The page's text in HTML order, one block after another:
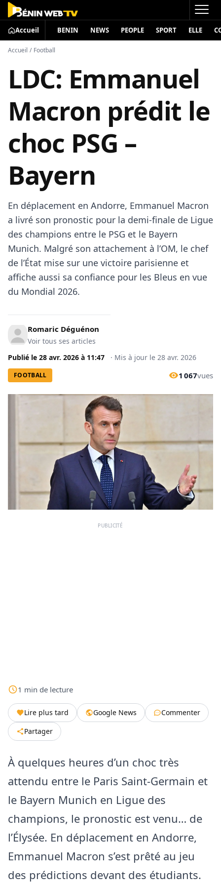
Accueil BENIN NEWS PEOPLE SPORT ELLE
Accueil / Football
LDC: Emmanuel
Macron prédit le
choc PSG –
Bayern
En déplacement en Andorre, Emmanuel Macron
a livré son pronostic pour la demi-finale de Ligue
des champions entre le PSG et le Bayern
Munich. Malgré son attachement à l’OM, le chef
de l’État mise sur une victoire parisienne et
affiche aussi sa confiance pour les Bleus en vue
du Mondial 2026.
Romaric Déguénon
Voir tous ses articles
Publié le 28 avr. 2026 à 11:47 · Mis à jour le 28 avr. 2026
FOOTBALL 1 067vues
PUBLICITÉ
1 min de lecture
Lire plus tard Google News
Commenter
Partager
À quelques heures d’un choc très
attendu entre le Paris Saint-Germain et
le Bayern Munich en Ligue des
champions, le pronostic est venu… de
l’Élysée. En déplacement en Andorre,
Emmanuel Macron s’est prêté au jeu
des prédictions devant des étudiants.